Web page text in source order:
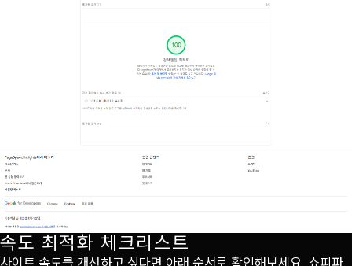
속도 최적화 체크리스트
사이트 속도를 개선하고 싶다면 아래 순서로 확인해보세요. 쇼피파